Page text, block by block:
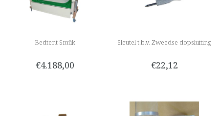
Bedtent Smûk
€4.188,00
Sleutel t.b.v. Zweedse dopsluiting
€22,12